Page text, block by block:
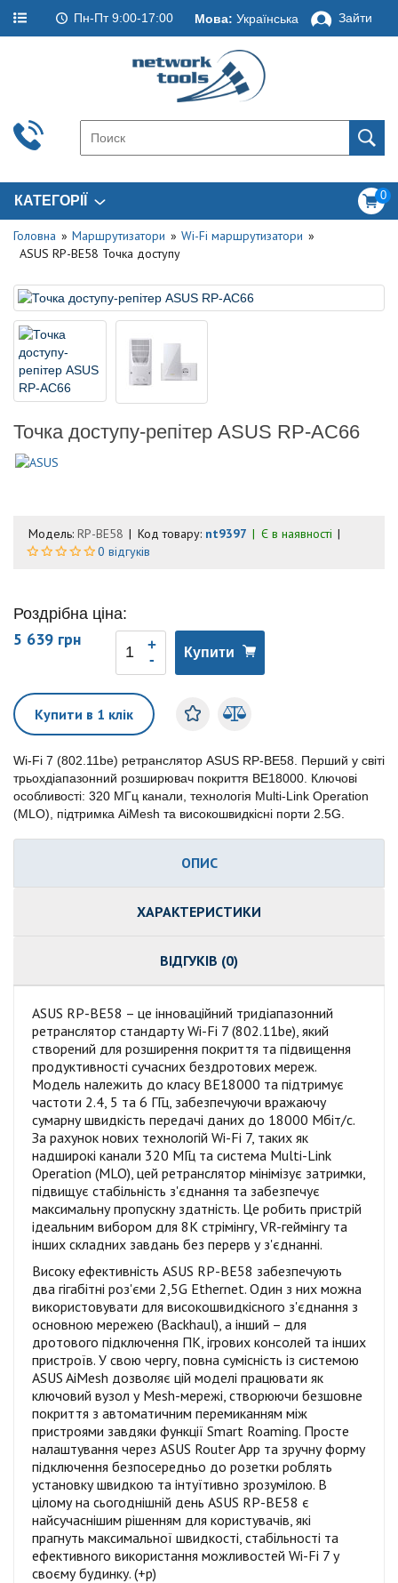
Пн-Пт 9:00-17:00 Мова: Українська Зайти
КАТЕГОРІЇ 0
Головна Маршрутизатори
Wi-Fi маршрутизатори
ASUS RP-BE58 Точка доступу
Точка доступу-репітер ASUS RP-AC66
Модель: RP-BE58 Код товару: nt9397
Є в наявності
0 відгуків
Роздрібна ціна:
5 639 грн
Купити
Купити в 1 клік
Wi-Fi 7 (802.11be) ретранслятор ASUS RP-BE58. Перший у світі
трьохдіапазонний розширювач покриття BE18000. Ключові
особливості: 320 МГц канали, технологія Multi-Link Operation
(MLO), підтримка AiMesh та високошвидкісні порти 2.5G.
ОПИС
ХАРАКТЕРИСТИКИ
ВІДГУКІВ (0)
ASUS RP-BE58 – це інноваційний тридіапазонний
ретранслятор стандарту Wi-Fi 7 (802.11be), який
створений для розширення покриття та підвищення
продуктивності сучасних бездротових мереж.
Модель належить до класу BE18000 та підтримує
частоти 2.4, 5 та 6 ГГц, забезпечуючи вражаючу
сумарну швидкість передачі даних до 18000 Мбіт/с.
За рахунок нових технологій Wi-Fi 7, таких як
надширокі канали 320 МГц та система Multi-Link
Operation (MLO), цей ретранслятор мінімізує затримки,
підвищує стабільність з'єднання та забезпечує
максимальну пропускну здатність. Це робить пристрій
ідеальним вибором для 8K стрімінгу, VR-геймінгу та
інших складних завдань без перерв у з'єднанні.
Високу ефективність ASUS RP-BE58 забезпечують
два гігабітні роз'єми 2,5G Ethernet. Один з них можна
використовувати для високошвидкісного з'єднання з
основною мережею (Backhaul), а інший – для
дротового підключення ПК, ігрових консолей та інших
пристроїв. У свою чергу, повна сумісність із системою
ASUS AiMesh дозволяє цій моделі працювати як
ключовий вузол у Mesh-мережі, створюючи безшовне
покриття з автоматичним перемиканням між
пристроями завдяки функції Smart Roaming. Просте
налаштування через ASUS Router App та зручну форму
підключення безпосередньо до розетки роблять
установку швидкою та інтуїтивно зрозумілою. В
цілому на сьогоднішній день ASUS RP-BE58 є
найсучаснішим рішенням для користувачів, які
прагнуть максимальної швидкості, стабільності та
ефективного використання можливостей Wi-Fi 7 у
своєму будинку. (+р)